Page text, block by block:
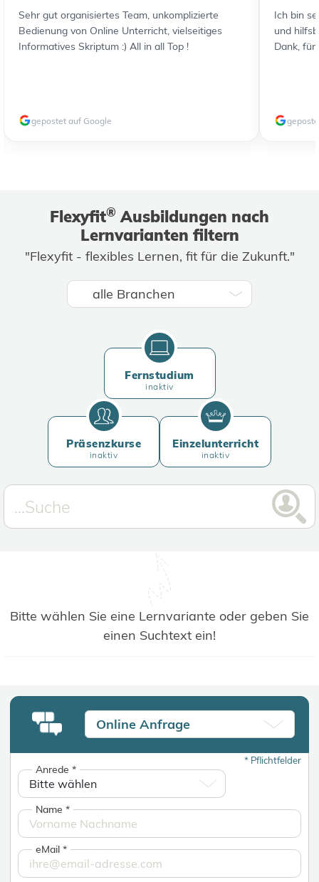
Sehr gut organisiertes Team, unkomplizierte
Bedienung von Online Unterricht, vielseitiges
Informatives Skriptum :) All in all Top !
gepostet auf Google
Ich bin
und
Dank, für
Flexyfit® Ausbildungen nach
Lernvarianten filtern
"Flexyfit - flexibles Lernen, fit für die Zukunft."
Fernstudium
inaktiv
Präsenzkurse
inaktiv
Einzelunterricht
inaktiv
Bitte wählen Sie eine Lernvariante oder geben Sie
einen Suchtext ein!
Online Anfrage
*Pflichtfelder
Anrede*
Name*
eMail*